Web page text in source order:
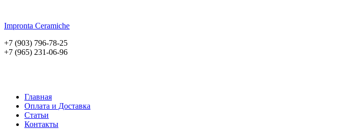
Impronta Ceramiche
+7 (903) 796-78-25
+7 (965) 231-06-96
Главная
Оплата и Доставка
Статьи
Контакты